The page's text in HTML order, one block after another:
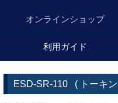
オンラインショップ
利用ガイド
ESD-SR-110 ( トーキン